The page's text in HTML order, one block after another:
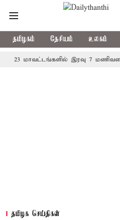
தமிழகம் தேசியம் உலகம்
மாவட்டங்களில் இரவு 7 மணிவரை மழை
தமிழக செய்திகள்